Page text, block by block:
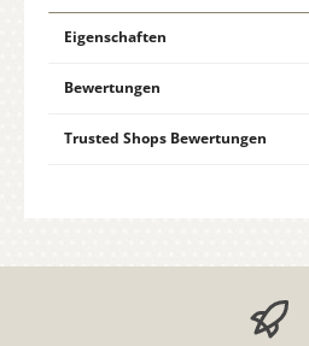
Eigenschaften
Bewertungen
Trusted Shops Bewertungen